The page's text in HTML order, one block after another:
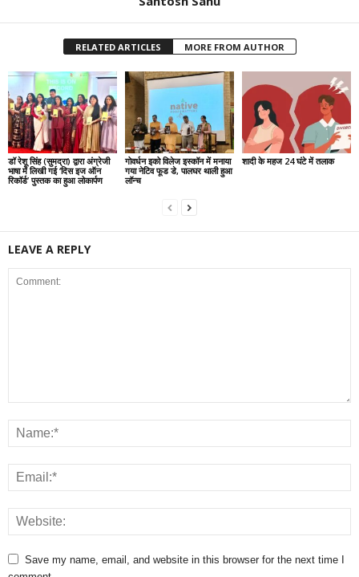
RELATED ARTICLES MORE FROM AUTHOR
डॉ रेशू सिंह (सुमद्रा) द्वारा अंग्रेजी
भाषा में लिखी गई ‘दिस इज ऑन
रिकॉर्ड’ पुस्तक का हुआ लोकार्पण
गोवर्धन इको विलेज इस्कॉन में मनाया
गया नेटिव फूड डे, पालघर थाली हुआ
लॉन्च
शादी के महज 24 घंटे में तलाक
LEAVE A REPLY
Save my name, email, and website in this browser for the next time I